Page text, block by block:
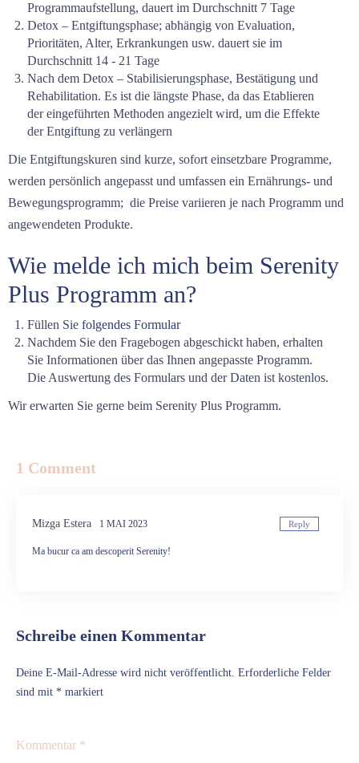
Programmaufstellung, dauert im Durchschnitt 7 Tage
Detox – Entgiftungsphase; abhängig von Evaluation,
Prioritäten, Alter, Erkrankungen usw. dauert sie im
Durchschnitt 14 - 21 Tage
Nach dem Detox – Stabilisierungsphase, Bestätigung und
Rehabilitation. Es ist die längste Phase, da das Etablieren
der eingeführten Methoden angezielt wird, um die Effekte
der Entgiftung zu verlängern
Die Entgiftungskuren sind kurze, sofort einsetzbare Programme,
werden persönlich angepasst und umfassen ein Ernährungs- und
Bewegungsprogramm; die Preise variieren je nach Programm und
angewendeten Produkte.
Wie melde ich mich beim Serenity
Plus Programm an?
Füllen Sie folgendes Formular
Nachdem Sie den Fragebogen abgeschickt haben, erhalten
Sie Informationen über das Ihnen angepasste Programm.
Die Auswertung des Formulars und der Daten ist kostenlos.
Wir erwarten Sie gerne beim Serenity Plus Programm.
1 Comment
Mizga Estera 1 MAI 2023 Reply
Ma bucur ca am descoperit Serenity!
Schreibe einen Kommentar
Deine E-Mail-Adresse wird nicht veröffentlicht. Erforderliche Felder
sind mit * markiert
Kommentar *